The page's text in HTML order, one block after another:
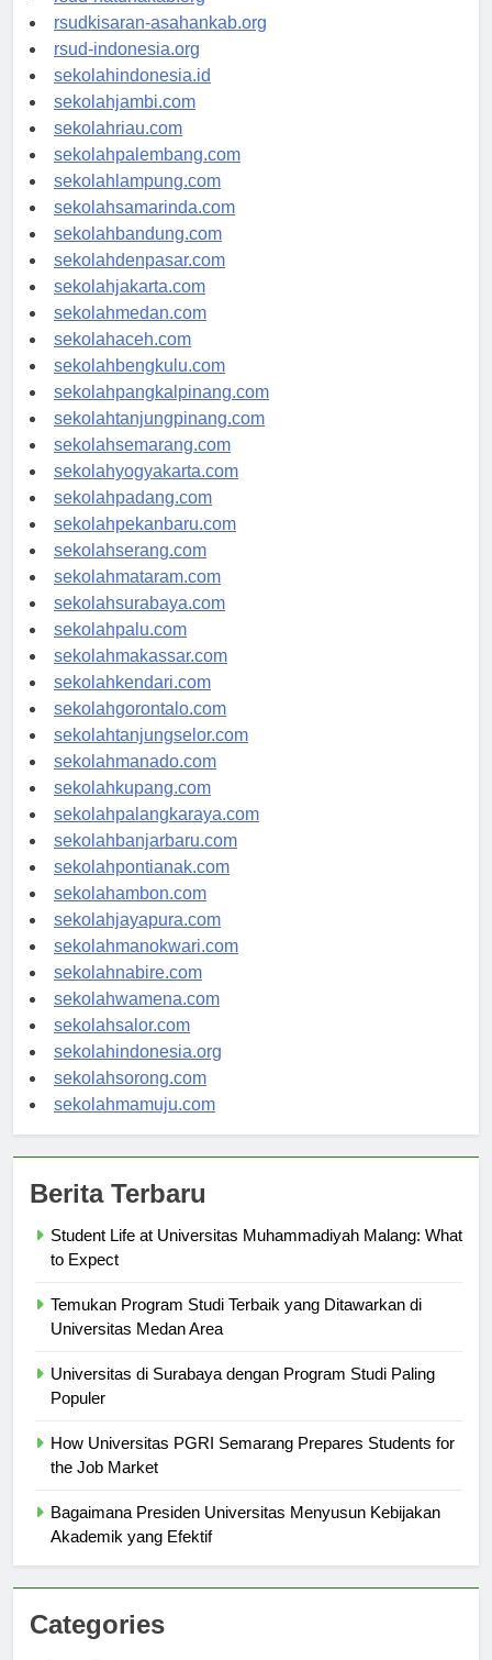
rsud-natunakab.org
rsudkisaran-asahankab.org
rsud-indonesia.org
sekolahindonesia.id
sekolahjambi.com
sekolahriau.com
sekolahpalembang.com
sekolahlampung.com
sekolahsamarinda.com
sekolahbandung.com
sekolahdenpasar.com
sekolahjakarta.com
sekolahmedan.com
sekolahaceh.com
sekolahbengkulu.com
sekolahpangkalpinang.com
sekolahtanjungpinang.com
sekolahsemarang.com
sekolahyogyakarta.com
sekolahpadang.com
sekolahpekanbaru.com
sekolahserang.com
sekolahmataram.com
sekolahsurabaya.com
sekolahpalu.com
sekolahmakassar.com
sekolahkendari.com
sekolahgorontalo.com
sekolahtanjungselor.com
sekolahmanado.com
sekolahkupang.com
sekolahpalangkaraya.com
sekolahbanjarbaru.com
sekolahpontianak.com
sekolahambon.com
sekolahjayapura.com
sekolahmanokwari.com
sekolahnabire.com
sekolahwamena.com
sekolahsalor.com
sekolahindonesia.org
sekolahsorong.com
Berita Terbaru
Student Life at Universitas Muhammadiyah Malang: What
Temukan Program Studi Terbaik yang Ditawarkan di
Universitas di Surabaya dengan Program Studi Paling
How Universitas PGRI Semarang Prepares Students for
Bagaimana Presiden Universitas Menyusun Kebijakan
Categories